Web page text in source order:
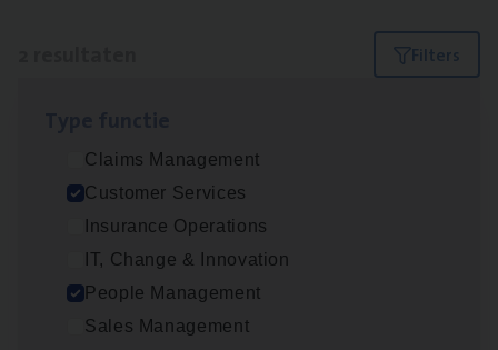
Filters
Claims Management
Customer Services
Insurance Operations
IT, Change & Innovation
People Management
Sales Management
Cus­to­mer Care Expert
Hospitalisatieverzekeringen
Customer Services
Antwerpen